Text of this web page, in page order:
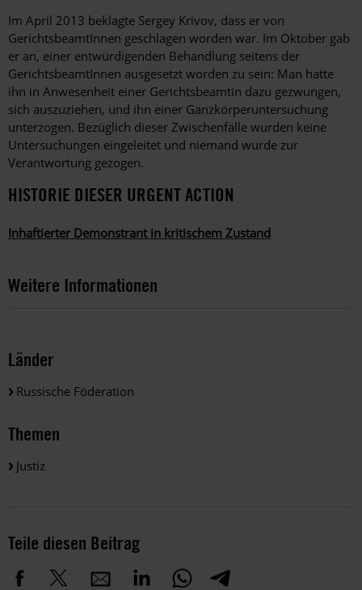
Im April 2013 beklagte Sergey Krivov, dass er von
GerichtsbeamtInnen geschlagen worden war. Im Oktober gab
er an, einer entwürdigenden Behandlung seitens der
GerichtsbeamtInnen ausgesetzt worden zu sein: Man hatte
ihn in Anwesenheit einer Gerichtsbeamtin dazu gezwungen,
sich auszuziehen, und ihn einer Ganzkörperuntersuchung
unterzogen. Bezüglich dieser Zwischenfälle wurden keine
Untersuchungen eingeleitet und niemand wurde zur
Verantwortung gezogen.
HISTORIE DIESER URGENT ACTION
Inhaftierter Demonstrant in kritischem Zustand
Weitere Informationen
Länder
Russische Föderation
Themen
Justiz
Teile diesen Beitrag